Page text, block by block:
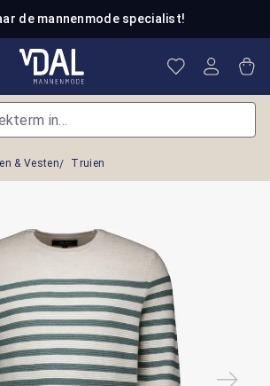
de mannenmode specialist!
Je hebt 0
& Vesten Truien